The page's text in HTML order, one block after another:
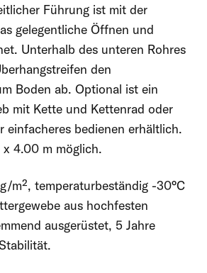
bitte mit uns Kontakt auf,
und die Lieferbedingungen
direkt an:
90 00
und 13 – 17 Uhr
Sie uns schriftlich:
* sind erforderlich
Führung ist mit der
gelegentliche Öffnen und
Unterhalb des unteren Rohres
den
Boden ab. Optional ist ein
mit Kette und Kettenrad oder
einfacheres bedienen erhältlich.
4.00 m möglich.
m², temperaturbeständig -30°C
aus hochfesten
ausgerüstet, 5 Jahre